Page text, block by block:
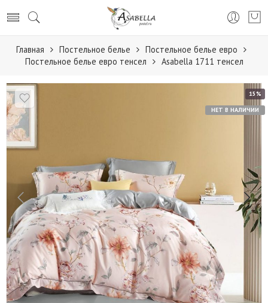
Главная Постельное белье
Постельное белье евро
Постельное белье евро тенсел
Аsabella 1711 тенсел
15%
НЕТ В НАЛИЧИИ